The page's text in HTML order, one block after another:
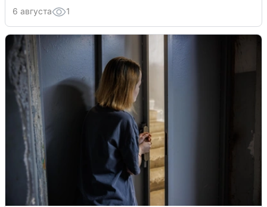
6 августа 1